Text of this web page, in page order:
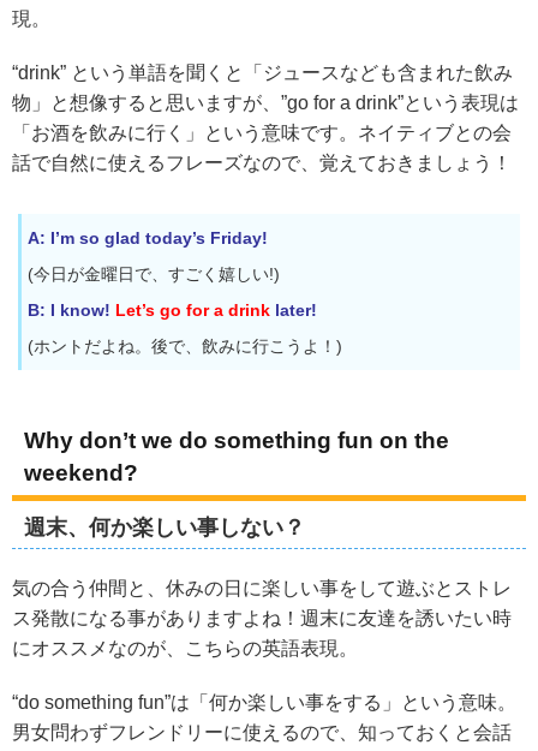
現。
“drink” という単語を聞くと「ジュースなども含まれた飲み
物」と想像すると思いますが、”go for a drink”という表現は
「お酒を飲みに行く」という意味です。ネイティブとの会
話で自然に使えるフレーズなので、覚えておきましょう！
A: I’m so glad today’s Friday!
(今日が金曜日で、すごく嬉しい!)
B: I know! Let’s go for a drink later!
(ホントだよね。後で、飲みに行こうよ！)
Why don’t we do something fun on the
weekend?
週末、何か楽しい事しない？
気の合う仲間と、休みの日に楽しい事をして遊ぶとストレ
ス発散になる事がありますよね！週末に友達を誘いたい時
にオススメなのが、こちらの英語表現。
“do something fun”は「何か楽しい事をする」という意味。
男女問わずフレンドリーに使えるので、知っておくと会話